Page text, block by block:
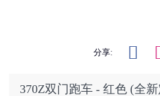
分享:
370Z双门跑车 - 红色 (全